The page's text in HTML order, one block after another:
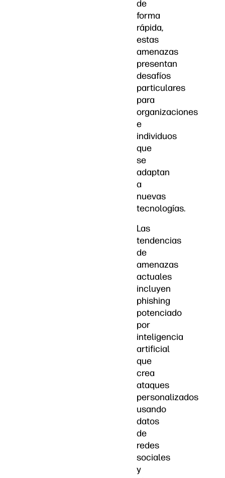
de
forma
rápida,
estas
amenazas
presentan
desafíos
particulares
para
organizaciones
e
individuos
que
se
adaptan
a
nuevas
tecnologías.
Las
tendencias
de
amenazas
actuales
incluyen
phishing
potenciado
por
inteligencia
artificial
que
crea
ataques
personalizados
usando
datos
de
redes
sociales
y